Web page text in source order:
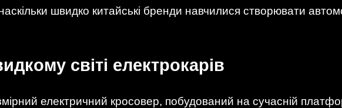
швидко китайські бренди навчилися створювати
світі електрокарів
електричний кросовер, побудований на сучасній